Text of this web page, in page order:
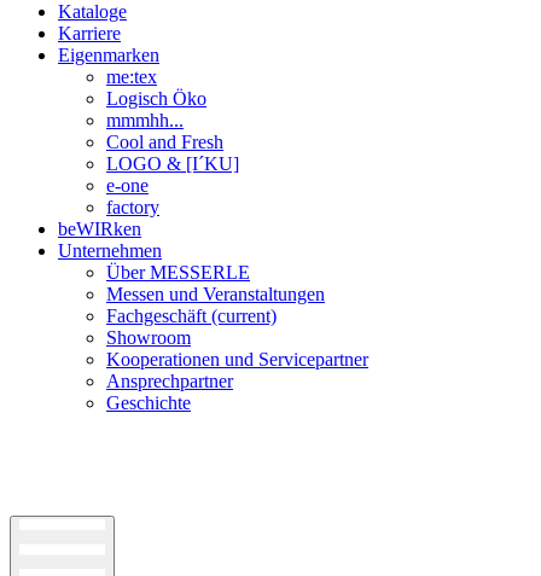
Kataloge
Karriere
Eigenmarken
me:tex
Logisch Öko
mmmhh...
Cool and Fresh
LOGO & [I´KU]
e-one
factory
beWIRken
Unternehmen
Über MESSERLE
Messen und Veranstaltungen
Fachgeschäft (current)
Showroom
Kooperationen und Servicepartner
Ansprechpartner
Geschichte